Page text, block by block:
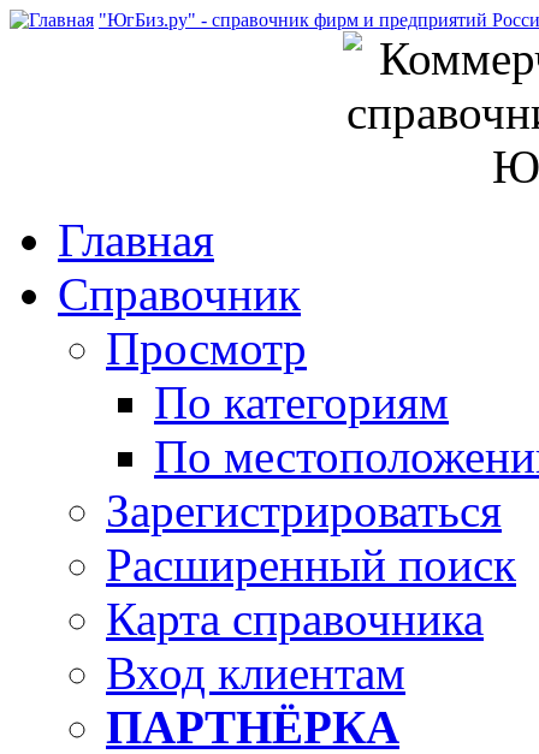
"ЮгБиз.ру" - справочник фирм и предприятий
Главная
Справочник
Просмотр
По категориям
По
Зарегистрироваться
Расширенный поиск
Карта справочника
Вход клиентам
ПАРТНЁРКА